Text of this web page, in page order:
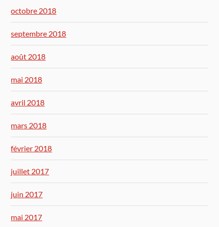
octobre 2018
septembre 2018
août 2018
mai 2018
avril 2018
mars 2018
février 2018
juillet 2017
juin 2017
mai 2017